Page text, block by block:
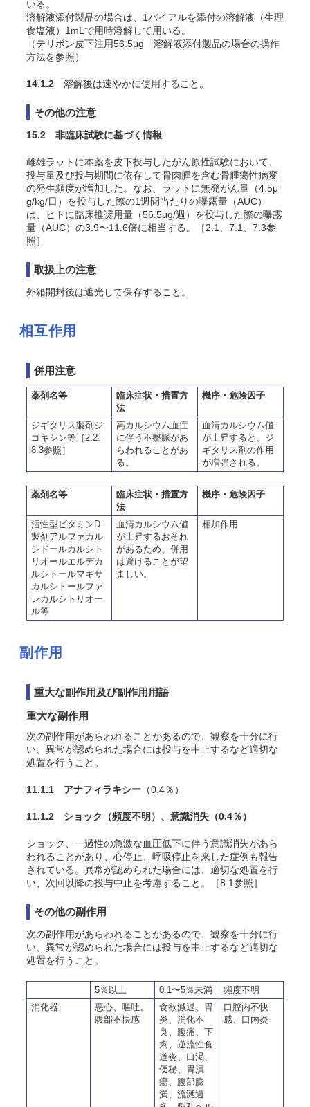
いる。
溶解液添付製品の場合は、1バイアルを添付の溶解液（生理
食塩液）1mLで用時溶解して用いる。
（テリボン皮下注用56.5μg 溶解液添付製品の場合の操作
方法を参照）
14.1.2 溶解後は速やかに使用すること。
その他の注意
15.2 非臨床試験に基づく情報
雌雄ラットに本薬を皮下投与したがん原性試験において、
投与量及び投与期間に依存して骨肉腫を含む骨腫瘍性病変
の発生頻度が増加した。なお、ラットに無発がん量（4.5μ
g/kg/日）を投与した際の1週間当たりの曝露量（AUC）
は、ヒトに臨床推奨用量（56.5μg/週）を投与した際の曝露
量（AUC）の3.9〜11.6倍に相当する 。［2.1、7.1、7.3参
照］
取扱上の注意
外箱開封後は遮光して保存すること。
相互作用
併用注意
薬剤名等
臨床症状・措置方
法
機序・危険因子
ジギタリス製剤ジ
ゴキシン等［2.2、
8.3参照］
高カルシウム血症
に伴う不整脈があ
らわれることがあ
る。
血清カルシウム値
が上昇すると、ジ
ギタリス剤の作用
が増強される。
薬剤名等
臨床症状・措置方
法
機序・危険因子
活性型ビタミンD
製剤アルファカル
シドールカルシト
リオールエルデカ
ルシトールマキサ
カルシトールファ
レカルシトリオー
ル等
血清カルシウム値
が上昇するおそれ
があるため、併用
は避けることが望
ましい。
相加作用
副作用
重大な副作用及び副作用用語
重大な副作用
次の副作用があらわれることがあるので、観察を十分に行
い、異常が認められた場合には投与を中止するなど適切な
処置を行うこと。
11.1.1 アナフィラキシー （0.4％）
11.1.2 ショック （頻度不明） 、意識消失 （0.4％）
ショック、一過性の急激な血圧低下に伴う意識消失があら
われることがあり、心停止、呼吸停止を来した症例も報告
されている。異常が認められた場合には、適切な処置を行
い、次回以降の投与中止を考慮すること。［8.1参照］
その他の副作用
次の副作用があらわれることがあるので、観察を十分に行
い、異常が認められた場合には投与を中止するなど適切な
処置を行うこと。
5％以上 0.1〜5％未満
頻度不明
消化器
悪心、嘔吐、
腹部不快感
食欲減退、胃
炎、消化不
良、腹痛、下
痢、逆流性食
道炎、口渇、
便秘、胃潰
瘍、腹部膨
満、流涎過
口腔内不快
感、口内炎